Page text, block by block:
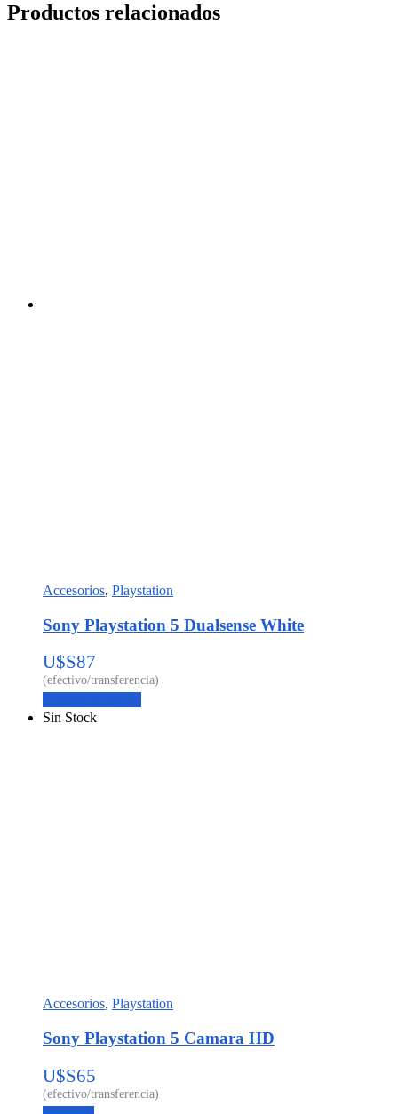
Productos relacionados
Accesorios, Playstation
Sony Playstation 5 Dualsense White
U$S87
Sin Stock
Accesorios, Playstation
Sony Playstation 5 Camara HD
U$S65